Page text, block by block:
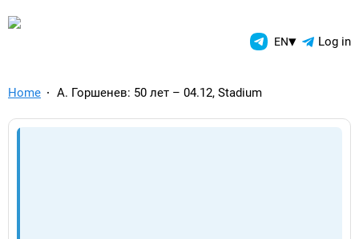
TelegramAds.com — EN▾ Log in
Home А. Горшенев: 50 лет – 04.12, Stadium